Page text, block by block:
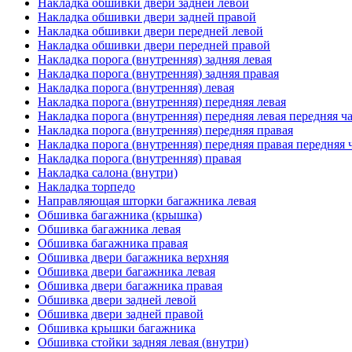
Накладка обшивки двери задней правой
Накладка обшивки двери передней левой
Накладка обшивки двери передней правой
Накладка порога (внутренняя) задняя левая
Накладка порога (внутренняя) задняя правая
Накладка порога (внутренняя) левая
Накладка порога (внутренняя) передняя левая
Накладка порога (внутренняя) передняя левая передняя
Накладка порога (внутренняя) передняя правая
Накладка порога (внутренняя) передняя правая передняя
Накладка порога (внутренняя) правая
Накладка салона (внутри)
Накладка торпедо
Направляющая шторки багажника левая
Обшивка багажника (крышка)
Обшивка багажника левая
Обшивка багажника правая
Обшивка двери багажника верхняя
Обшивка двери багажника левая
Обшивка двери багажника правая
Обшивка двери задней левой
Обшивка двери задней правой
Обшивка крышки багажника
Обшивка стойки задняя левая (внутри)